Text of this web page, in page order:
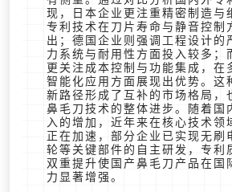
现，日本企业更注重精密制造与
专利技术在刀片寿命与静音控制
出；德国企业则强调工程设计的
力系统与耐用性方面投入较多；
更关注成本控制与功能集成，在
智能化应用方面展现出优势。这
新路径形成了互补的市场格局，
鼻毛刀技术的整体进步。随着国
入的增加，近年来在核心技术领
正在加速，部分企业已实现无刷
轮等关键部件的自主研发，专利
双重提升使国产鼻毛刀产品在国
力显著增强。